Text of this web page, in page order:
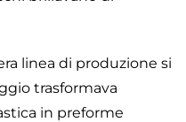
linea di produzione si
trasformava
in preforme